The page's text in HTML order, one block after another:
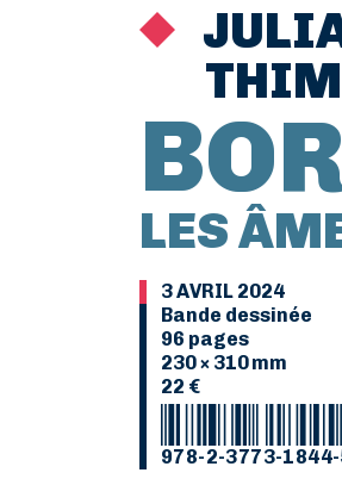
LES
3 AVRIL 2024
Bande dessinée
96 pages
230 × 310 mm
22 €
978-2-3773-